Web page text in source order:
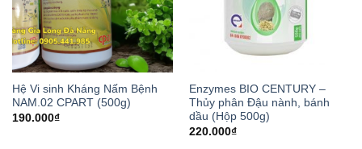
Hệ Vi sinh Kháng Nấm Bệnh
NAM.02 CPART (500g)
190.000₫
Enzymes BIO CENTURY –
Thủy phân Đậu nành, bánh
dầu (Hộp 500g)
220.000₫